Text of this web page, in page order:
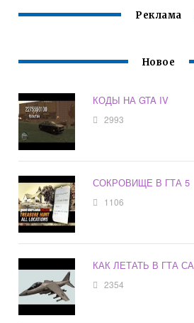
Реклама
Новое
КОДЫ НА GTA IV
2993
СОКРОВИЩЕ В ГТА 5
1106
КАК ЛЕТАТЬ В ГТА
2354